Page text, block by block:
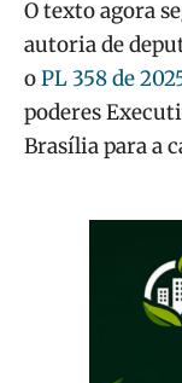
O texto agora
autoria de
oPL 358 de
poderes
Brasília para a